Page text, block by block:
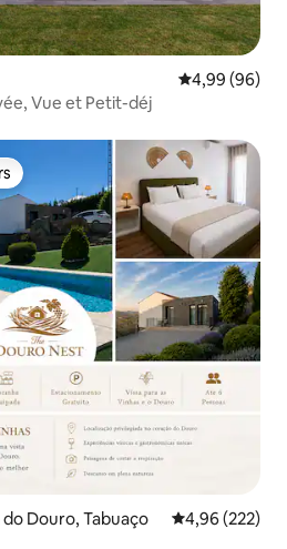
Évaluation
4,99 (96)
Vue et Petit-déj
Douro, Tabuaço Évaluation
4,96 (222)